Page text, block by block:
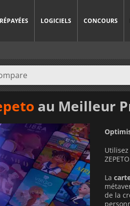
LOGICIELS CONCOURS
au Meilleur
La
de la